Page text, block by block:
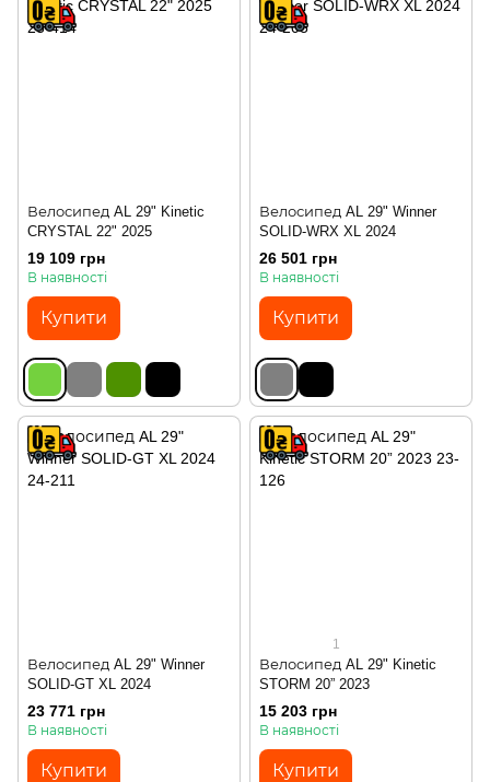
Велосипед AL 29" Kinetic
CRYSTAL 22" 2025
19 109 грн
В наявності
Купити
Велосипед AL 29" Winner
SOLID-WRX XL 2024
26 501 грн
В наявності
Купити
Велосипед AL 29" Winner
SOLID-GT XL 2024
23 771 грн
В наявності
Купити
1
Велосипед AL 29" Kinetic
STORM 20” 2023
15 203 грн
В наявності
Купити